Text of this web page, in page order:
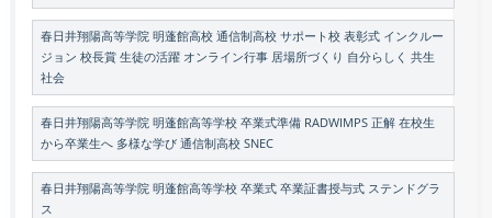
春日井翔陽高等学院 明蓬館高校 通信制高校 サポート校 表彰式 インクルー
ジョン 校長賞 生徒の活躍 オンライン行事 居場所づくり 自分らしく 共生
社会
春日井翔陽高等学院 明蓬館高等学校 卒業式準備 RADWIMPS 正解 在校生
から卒業生へ 多様な学び 通信制高校 SNEC
春日井翔陽高等学院 明蓬館高等学校 卒業式 卒業証書授与式 ステンドグラ
ス